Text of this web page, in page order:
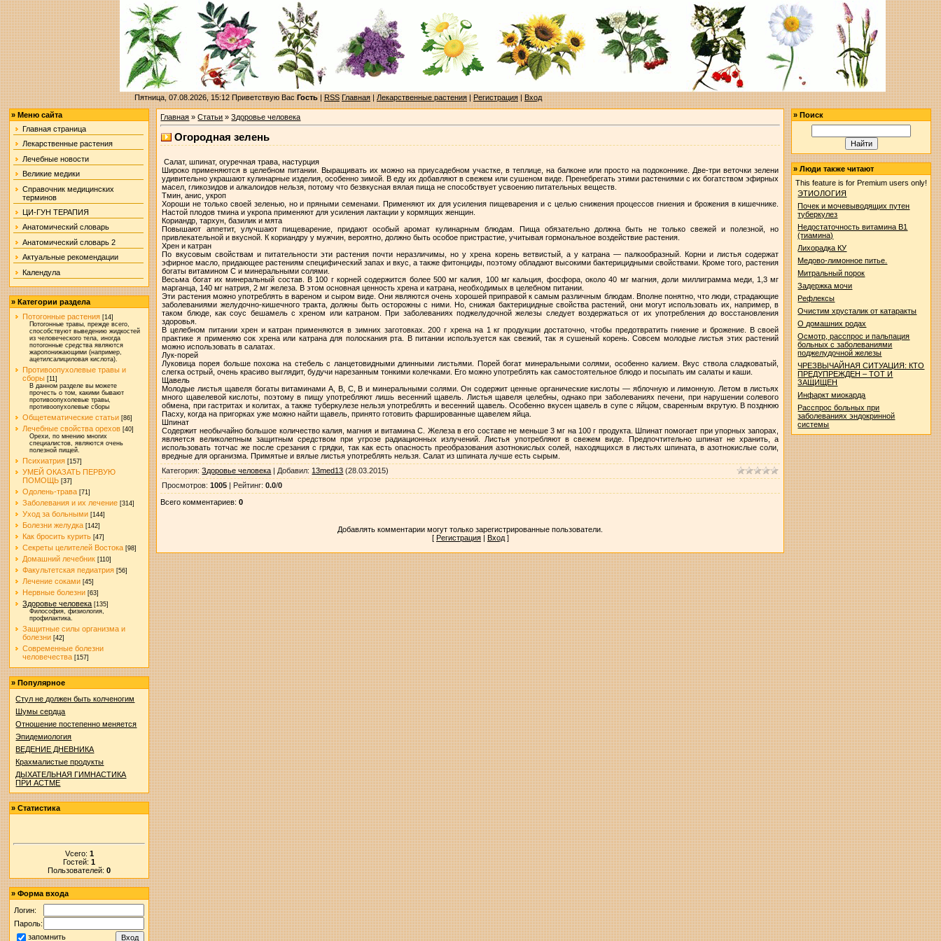
Пятница, 07.08.2026, 15:12Приветствую Вас Гость|RSS Главная|Лекарственные растения|Регистрация|Вход
»Меню сайта
Главная страница
Лекарственные растения
Лечебные новости
Великие медики
Справочник медицинских
терминов
ЦИ-ГУН ТЕРАПИЯ
Анатомический словарь
Анатомический словарь 2
Актуальные рекомендации
Календула
»Категории раздела
Потогонные растения [14]
Потогонные травы, прежде всего,
способствуют выведению жидкостей
из человеческого тела, иногда
потогонные средства являются
жаропонижающими (например,
ацетилсалициловая кислота).
Противоопухолевые травы и
сборы [11]
В данном разделе вы можете
прочесть о том, какими бывают
противоопухолевые травы,
противоопухолевые сборы
Общетематические статьи [86]
Лечебные свойства орехов [40]
Орехи, по мнению многих
специалистов, являются очень
полезной пищей.
Психиатрия [157]
УМЕЙ ОКАЗАТЬ ПЕРВУЮ
ПОМОЩЬ [37]
Одолень-трава [71]
Заболевания и их лечение [314]
Уход за больными [144]
Болезни желудка [142]
Как бросить курить [47]
Секреты целителей Востока [98]
Домашний лечебник [110]
Факультетская педиатрия [56]
Лечение соками [45]
Нервные болезни [63]
Здоровье человека [135]
Философия, физиология,
профилактика.
Защитные силы организма и
болезни [42]
Современные болезни
человечества [157]
»Популярное
Стул не должен быть колченогим
Шумы сердца
Отношение постепенно меняется
Эпидемиология
ВЕДЕНИЕ ДНЕВНИКА
Крахмалистые продукты
ДЫХАТЕЛЬНАЯ ГИМНАСТИКА
ПРИ АСТМЕ
»Статистика
Vсего: 1
Гостей:1
Пользователей:0
»Форма входа
Логин:
Пароль:
запомнить
Главная »Статьи »Здоровье человека
Огородная зелень
Салат, шпинат, огуречная трава, настурция
Широко применяются в целебном питании. Выращивать их можно на приусадебном участке, в теплице, на балконе или просто на подоконнике. Две-три веточки зелени
удивительно украшают кулинарные изделия, особенно зимой. В еду их добавляют в свежем или сушеном виде. Пренебрегать этими растениями с их богатством эфирных
масел, гликозидов и алкалоидов нельзя, потому что безвкусная вялая пища не способствует усвоению питательных веществ.
Тмин, анис, укроп
Хороши не только своей зеленью, но и пряными семенами. Применяют их для усиления пищеварения и с целью снижения процессов гниения и брожения в кишечнике.
Настой плодов тмина и укропа применяют для усиления лактации у кормящих женщин.
Кориандр, тархун, базилик и мята
Повышают аппетит, улучшают пищеварение, придают особый аромат кулинарным блюдам. Пища обязательно должна быть не только свежей и полезной, но
привлекательной и вкусной. К кориандру у мужчин, вероятно, должно быть особое пристрастие, учитывая гормональное воздействие растения.
Хрен и катран
По вкусовым свойствам и питательности эти растения почти неразличимы, но у хрена корень ветвистый, а у катрана — палкообразный. Корни и листья содержат
эфирное масло, придающее растениям специфический запах и вкус, а также фитонциды, поэтому обладают высокими бактерицидными свойствами. Кроме того, растения
богаты витамином С и минеральными солями.
Весьма богат их минеральный состав. В 100 г корней содержится более 500 мг калия, 100 мг кальция, фосфора, около 40 мг магния, доли миллиграмма меди, 1,3 мг
марганца, 140 мг натрия, 2 мг железа. В этом основная ценность хрена и катрана, необходимых в целебном питании.
Эти растения можно употреблять в вареном и сыром виде. Они являются очень хорошей приправой к самым различным блюдам. Вполне понятно, что люди, страдающие
заболеваниями желудочно-кишечного тракта, должны быть осторожны с ними. Но, снижая бактерицидные свойства растений, они могут использовать их, например, в
таком блюде, как соус бешамель с хреном или катраном. При заболеваниях поджелудочной железы следует воздержаться от их употребления до восстановления
здоровья.
В целебном питании хрен и катран применяются в зимних заготовках. 200 г хрена на 1 кг продукции достаточно, чтобы предотвратить гниение и брожение. В своей
практике я применяю сок хрена или катрана для полоскания рта. В питании используется как свежий, так я сушеный корень. Совсем молодые листья этих растений
можно использовать в салатах.
Лук-порей
Луковица порея больше похожа на стебель с ланцетовидными длинными листьями. Порей богат минеральными солями, особенно калием. Вкус ствола сладковатый,
слегка острый, очень красиво выглядит, будучи нарезанным тонкими колечками. Его можно употреблять как самостоятельное блюдо и посыпать им салаты и каши.
Щавель
Молодые листья щавеля богаты витаминами А, В, С, В и минеральными солями. Он содержит ценные органические кислоты — яблочную и лимонную. Летом в листьях
много щавелевой кислоты, поэтому в пищу употребляют лишь весенний щавель. Листья щавеля целебны, однако при заболеваниях печени, при нарушении солевого
обмена, при гастритах и колитах, а также туберкулезе нельзя употреблять и весенний щавель. Особенно вкусен щавель в супе с яйцом, сваренным вкрутую. В позднюю
Пасху, когда на пригорках уже можно найти щавель, принято готовить фаршированные щавелем яйца.
Шпинат
Содержит необычайно большое количество калия, магния и витамина С. Железа в его составе не меньше 3 мг на 100 г продукта. Шпинат помогает при упорных запорах,
является великолепным защитным средством при угрозе радиационных излучений. Листья употребляют в свежем виде. Предпочтительно шпинат не хранить, а
использовать тотчас же после срезания с грядки, так как есть опасность преобразования азотнокислых солей, находящихся в листьях шпината, в азотнокислые соли,
вредные для организма. Примятые и вялые листья употреблять нельзя. Салат из шпината лучше есть сырым.
Категория:Здоровье человека | Добавил: 13med13 (28.03.2015)
Просмотров:1005 | Рейтинг:0.0/0
Всего комментариев:0
Добавлять комментарии могут только зарегистрированные пользователи.
[ Регистрация| Вход]
»Поиск
»Люди также читают
This feature is for Premium users only!
ЭТИОЛОГИЯ
Почек и мочевыводящих путен
туберкулез
Недостаточность витамина B1
(тиамина)
Лихорадка КУ
Медово-лимонное питье.
Митральный порок
Задержка мочи
Рефлексы
Очистим хрусталик от катаракты
О домашних родах
Осмотр, расспрос и пальпация
больных с заболеваниями
поджелудочной железы
ЧРЕЗВЫЧАЙНАЯ СИТУАЦИЯ: КТО
ПРЕДУПРЕЖДЕН – ТОТ И
ЗАЩИЩЕН
Инфаркт миокарда
Расспрос больных при
заболеваниях эндокринной
системы